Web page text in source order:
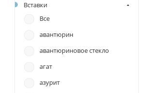
Алькор
Астра
Граф Кольцов
Илья Палкин
Инталия
Вставки
Все
авантюрин
авантюриновое стекло
агат
азурит